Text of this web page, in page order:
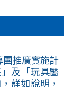
推廣實施計
及「玩具醫
詳如說明，